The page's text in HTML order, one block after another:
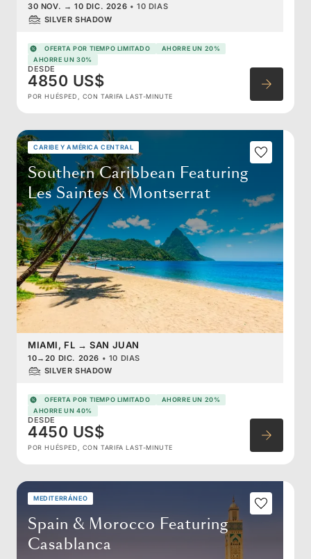
30 NOV. → 10 DIC. 2026 •10 DIAS
SILVER SHADOW
OFERTA POR TIEMPO LIMITADO
AHORRE UN 20%
AHORRE UN 30%
DESDE
4850 US$
POR HUÉSPED, CON TARIFA LAST-MINUTE
CARIBE Y AMÉRICA CENTRAL
Southern Caribbean Featuring
Les Saintes & Montserrat
MIAMI, FL → SAN JUAN
10→ 20 DIC. 2026 • 10 DIAS
SILVER SHADOW
OFERTA POR TIEMPO LIMITADO
AHORRE UN 20%
AHORRE UN 40%
DESDE
4450 US$
POR HUÉSPED, CON TARIFA LAST-MINUTE
MEDITERRÁNEO
Spain & Morocco Featuring
Casablanca